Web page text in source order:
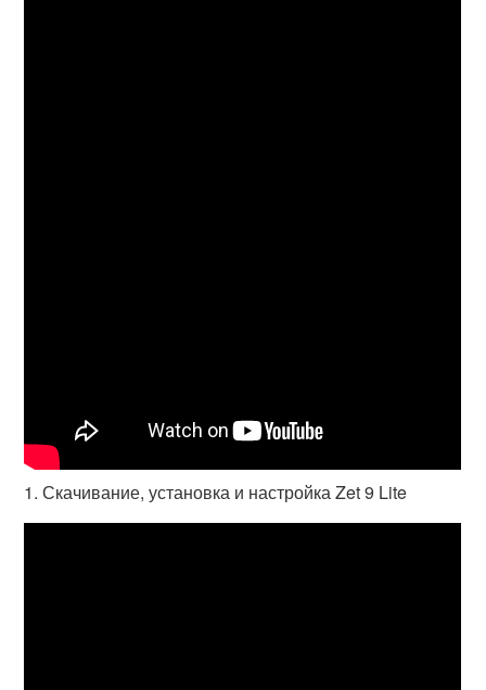
1. Скачивание, установка и настройка Zet 9 Lite